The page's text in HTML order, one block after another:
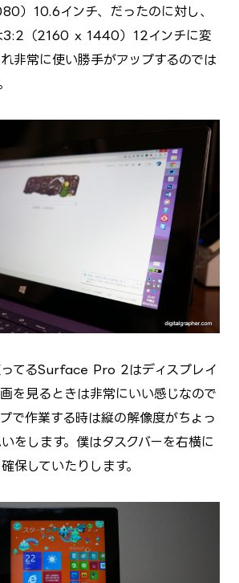
）10.6インチ、だったのに対し、
（2160 x 1440）12インチに変
非常に使い勝手がアップするのでは
ってるSurface Pro 2はディスプレイ
を見るときは非常にいい感じなので
で作業する時は縦の解像度がちょっ
をします。僕はタスクバーを右横に
保していたりします。